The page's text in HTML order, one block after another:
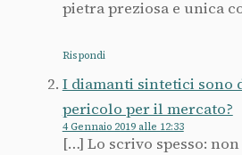
pietra preziosa e unica
Rispondi
I diamanti sintetici sono
pericolo per il mercato?
4 Gennaio 2019 alle 12:33
[…] Lo scrivo spesso: